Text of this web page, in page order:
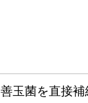
善玉菌を直接